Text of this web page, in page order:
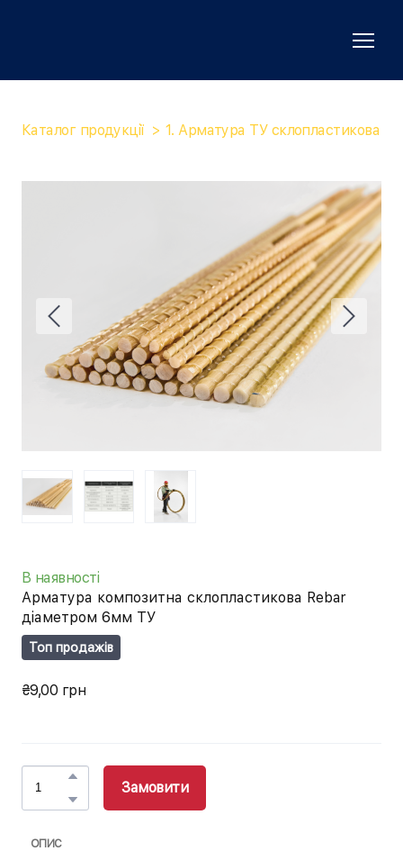
Каталог продукції 1. Арматура ТУ склопластикова
В наявності
Арматура композитна склопластикова Rebar
діаметром 6мм ТУ
Топ продажів
₴9,00 грн
Замовити
ОПИС